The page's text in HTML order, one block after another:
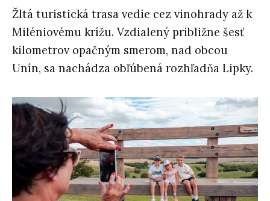
Žltá turistická trasa vedie cez vinohrady až k
Miléniovému krížu. Vzdialený približne šesť
kilometrov opačným smerom, nad obcou
Unín, sa nachádza obľúbená rozhľadňa Lipky.